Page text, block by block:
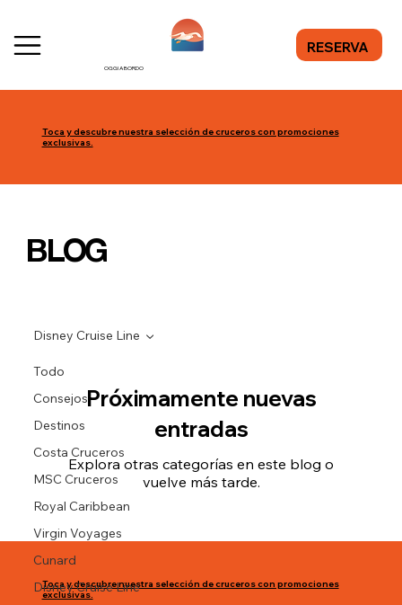
RESERVA
OGGI A BORDO
BLOG
Toca y descubre nuestra selección de cruceros con promociones
exclusivas.
Todo
Consejos
Destinos
Costa Cruceros
MSC Cruceros
Royal Caribbean
Virgin Voyages
Cunard
Disney Cruise Line
Disney Cruise Line
Próximamente nuevas
entradas
Explora otras categorías en este blog o
vuelve más tarde.
Toca y descubre nuestra selección de cruceros con promociones
exclusivas.